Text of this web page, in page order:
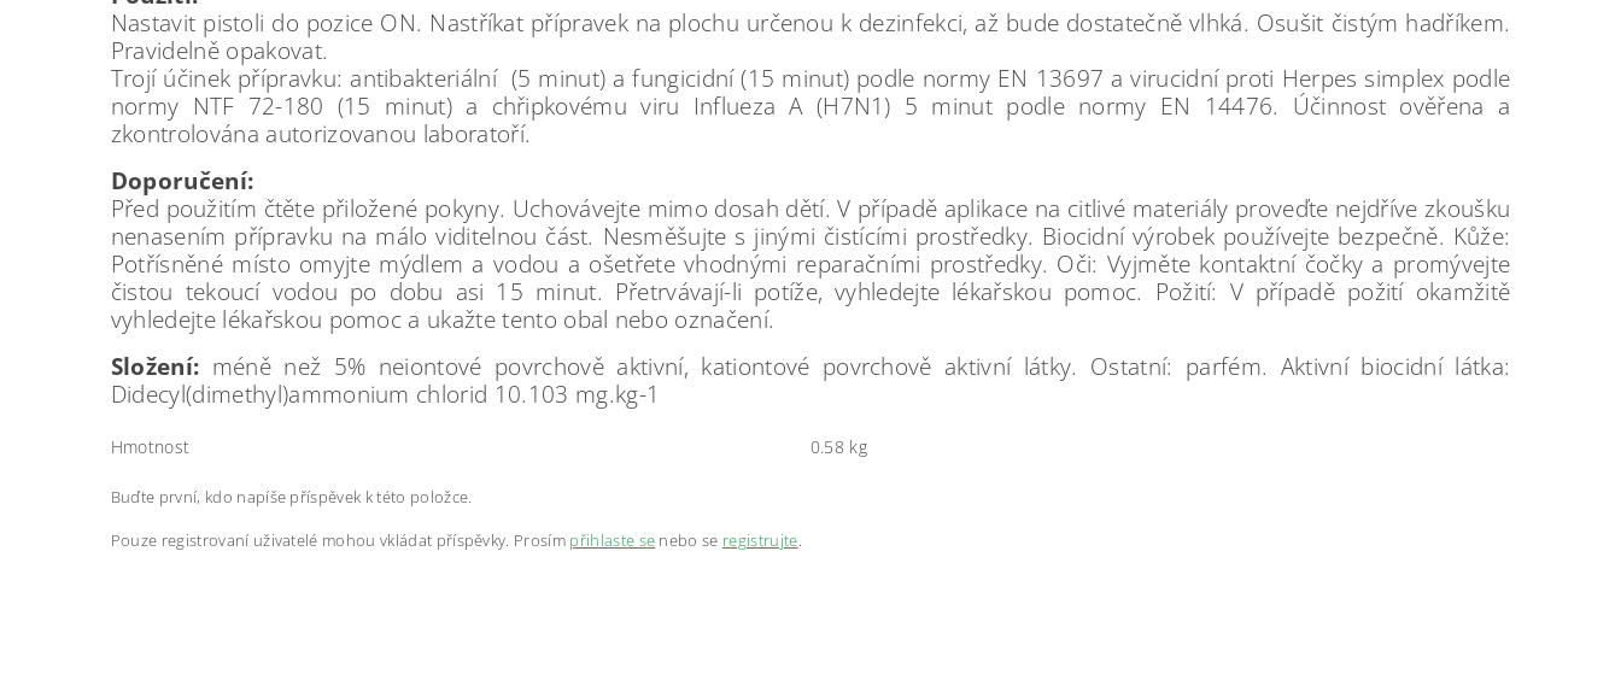
Nastavit pistoli do pozice ON. Nastříkat přípravek na plochu určenou k dezinfekci, až bude dostatečně vlhká. Osušit čistým hadříkem.
Pravidelně opakovat.
Trojí účinek přípravku: antibakteriální (5 minut) a fungicidní (15 minut) podle normy EN 13697 a virucidní proti Herpes simplex podle
normy NTF 72-180 (15 minut) a chřipkovému viru Influeza A (H7N1) 5 minut podle normy EN 14476. Účinnost ověřena a
zkontrolována autorizovanou laboratoří.
Doporučení:
Před použitím čtěte přiložené pokyny. Uchovávejte mimo dosah dětí. V případě aplikace na citlivé materiály proveďte nejdříve zkoušku
nenasením přípravku na málo viditelnou část. Nesměšujte s jinými čistícími prostředky. Biocidní výrobek používejte bezpečně. Kůže:
Potřísněné místo omyjte mýdlem a vodou a ošetřete vhodnými reparačními prostředky. Oči: Vyjměte kontaktní čočky a promývejte
čistou tekoucí vodou po dobu asi 15 minut. Přetrvávají-li potíže, vyhledejte lékařskou pomoc. Požití: V případě požití okamžitě
vyhledejte lékařskou pomoc a ukažte tento obal nebo označení.
Složení: méně než 5% neiontové povrchově aktivní, kationtové povrchově aktivní látky. Ostatní: parfém. Aktivní biocidní látka:
Didecyl(dimethyl)ammonium chlorid 10.103 mg.kg-1
Hmotnost 0.58 kg
Buďte první, kdo napíše příspěvek k této položce.
Pouze registrovaní uživatelé mohou vkládat příspěvky. Prosím přihlaste se nebo se registrujte.